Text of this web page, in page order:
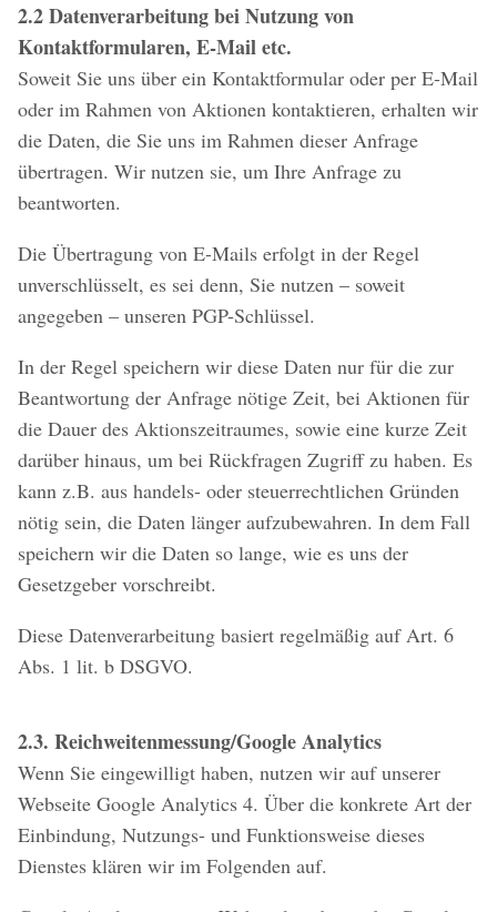
2.2 Datenverarbeitung bei Nutzung von
Kontaktformularen, E-Mail etc.
Soweit Sie uns über ein Kontaktformular oder per E-Mail
oder im Rahmen von Aktionen kontaktieren, erhalten wir
die Daten, die Sie uns im Rahmen dieser Anfrage
übertragen. Wir nutzen sie, um Ihre Anfrage zu
beantworten.
Die Übertragung von E-Mails erfolgt in der Regel
unverschlüsselt, es sei denn, Sie nutzen – soweit
angegeben – unseren PGP-Schlüssel.
In der Regel speichern wir diese Daten nur für die zur
Beantwortung der Anfrage nötige Zeit, bei Aktionen für
die Dauer des Aktionszeitraumes, sowie eine kurze Zeit
darüber hinaus, um bei Rückfragen Zugriff zu haben. Es
kann z.B. aus handels- oder steuerrechtlichen Gründen
nötig sein, die Daten länger aufzubewahren. In dem Fall
speichern wir die Daten so lange, wie es uns der
Gesetzgeber vorschreibt.
Diese Datenverarbeitung basiert regelmäßig auf Art. 6
Abs. 1 lit. b DSGVO.
2.3. Reichweitenmessung/Google Analytics
Wenn Sie eingewilligt haben, nutzen wir auf unserer
Webseite Google Analytics 4. Über die konkrete Art der
Einbindung, Nutzungs- und Funktionsweise dieses
Dienstes klären wir im Folgenden auf.